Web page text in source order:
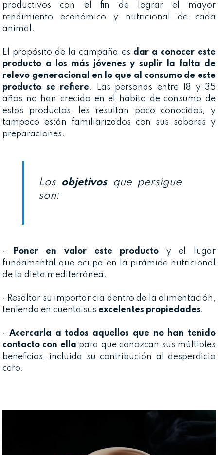
productivos con el fin de lograr el mayor
rendimiento económico y nutricional de cada
animal.
El propósito de la campaña es dar a conocer este
producto a los más jóvenes y suplir la falta de
relevo generacional en lo que al consumo de este
producto se refiere. Las personas entre 18 y 35
años no han crecido en el hábito de consumo de
estos productos, les resultan poco conocidos, y
tampoco están familiarizados con sus sabores y
preparaciones.
Los objetivosque persigue
son:
· Poner en valor este producto y el lugar
fundamental que ocupa en la pirámide nutricional
de la dieta mediterránea.
· Resaltar su importancia dentro de la alimentación,
teniendo en cuenta sus excelentes propiedades.
· Acercarla a todos aquellos que no han tenido
contacto con ella para que conozcan sus múltiples
beneficios, incluida su contribución al desperdicio
cero.